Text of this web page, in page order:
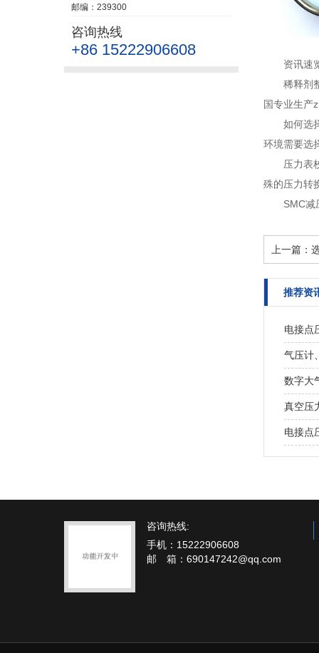
邮编：239300
咨询热线
+86 15222906608
资讯速
稀释剂
国专业生产
如何选
环境需要选
压力表
殊的压力转
SMC减
上一篇：
推荐资
电接点
气压计
数字大
真空压
电接点
咨询热线:
手机：15222906608
邮 箱：690147242@qq.com